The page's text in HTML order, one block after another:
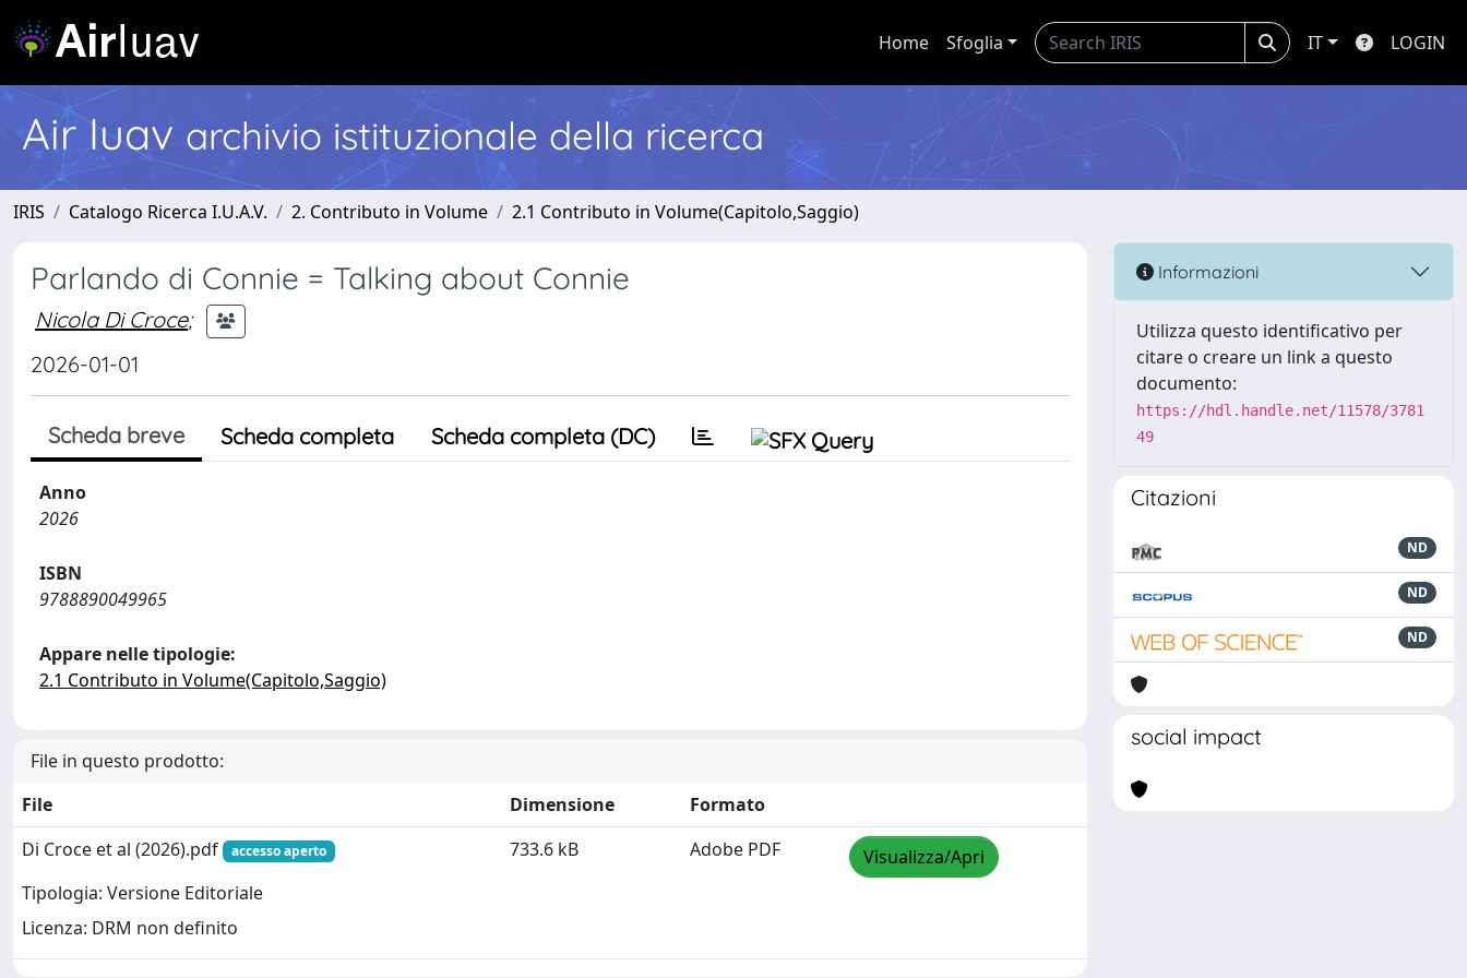
Home Sfoglia IT LOGIN
Air Iuav archivio istituzionale della ricerca
IRIS Catalogo Ricerca I.U.A.V. 2. Contributo in Volume 2.1 Contributo in Volume(Capitolo,Saggio)
Parlando di Connie = Talking about Connie
Nicola Di Croce;
2026-01-01
Scheda breve Scheda completa Scheda completa (DC)
Anno
2026
ISBN
9788890049965
Appare nelle tipologie:
2.1 Contributo in Volume(Capitolo,Saggio)
File in questo prodotto:
File
Dimensione
Formato
Di Croce et al (2026).pdf
accesso aperto
Tipologia: Versione Editoriale
Licenza: DRM non definito
733.6 kB Adobe PDF Visualizza/Apri
Informazioni
Utilizza questo identificativo per
citare o creare un link a questo
documento:
https://hdl.handle.net/11578/3781
49
Citazioni
ND
ND
ND
social impact